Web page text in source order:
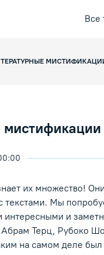
Все
скорость воспроизведения
их множество!
текстами. Мы
интересными и
Абрам Терц, Рубоко
на самом деле